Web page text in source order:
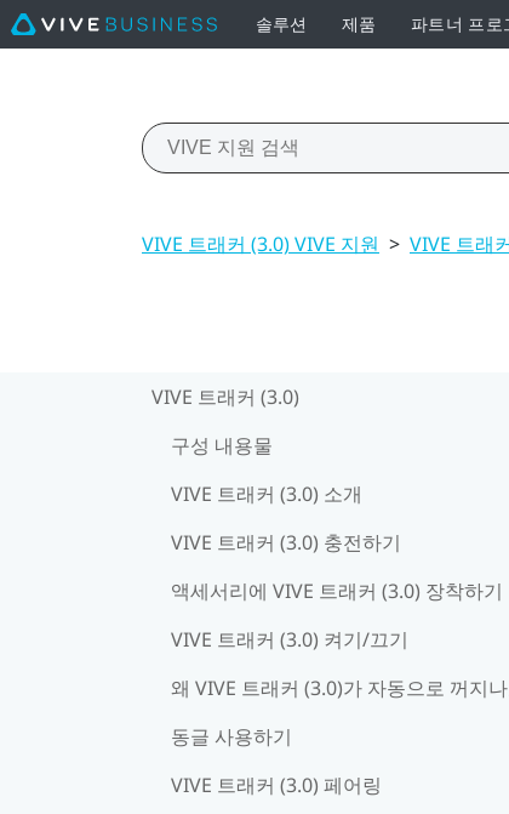
솔루션 제품 파트너 프로
VIVE 트래커 (3.0) VIVE 지원 > VIVE 트래
VIVE 트래커 (3.0)
구성 내용물
VIVE 트래커 (3.0) 소개
VIVE 트래커 (3.0) 충전하기
액세서리에 VIVE 트래커 (3.0) 장착하기
VIVE 트래커 (3.0) 켜기/끄기
왜 VIVE 트래커 (3.0)가 자동으로 꺼지
동글 사용하기
VIVE 트래커 (3.0) 페어링